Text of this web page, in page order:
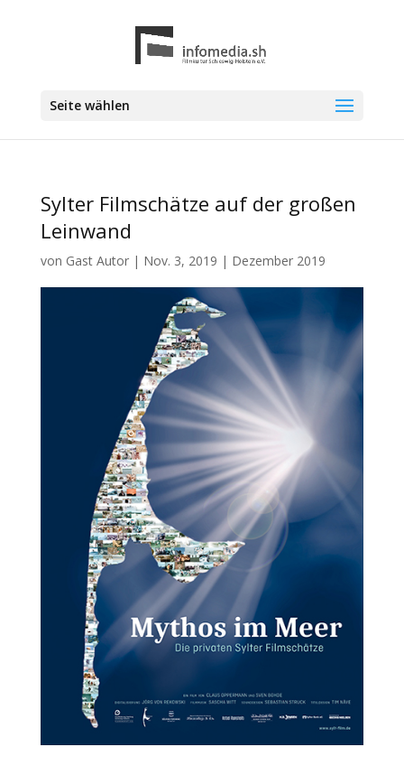
Seite wählen
Sylter Filmschätze auf der großen
Leinwand
von Gast Autor| Nov. 3, 2019 | Dezember 2019